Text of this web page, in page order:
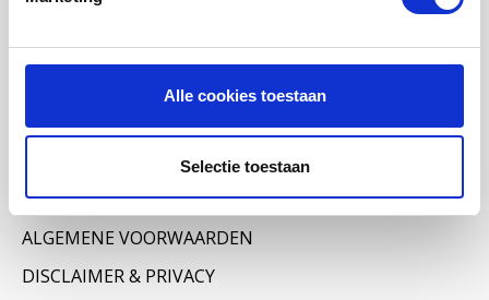
Alle cookies toestaan
Selectie toestaan
Mijn bestellingen
OVER ONS
ALGEMENE VOORWAARDEN
DISCLAIMER & PRIVACY